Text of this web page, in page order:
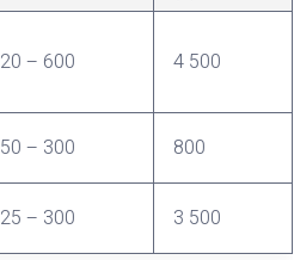
20 – 600 4 500
50 – 300 800
25 – 300 3 500